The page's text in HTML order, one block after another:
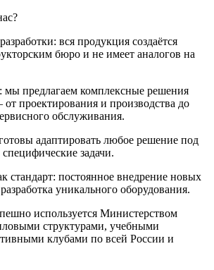
вся продукция создаётся
бюро и не имеет аналогов на
предлагаем комплексные решения
проектирования и производства до
обслуживания.
адаптировать любое решение под
задачи.
стандарт: постоянное внедрение новых
уникального оборудования.
используется Министерством
структурами, учебными
клубами по всей России и